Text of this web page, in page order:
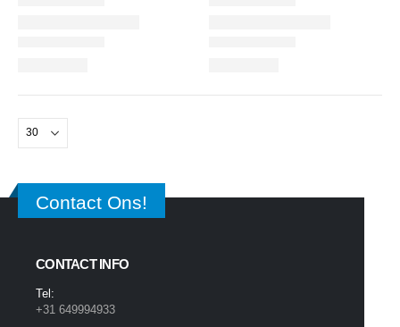
Contact Ons!
CONTACT INFO
Tel:
+31 649994933